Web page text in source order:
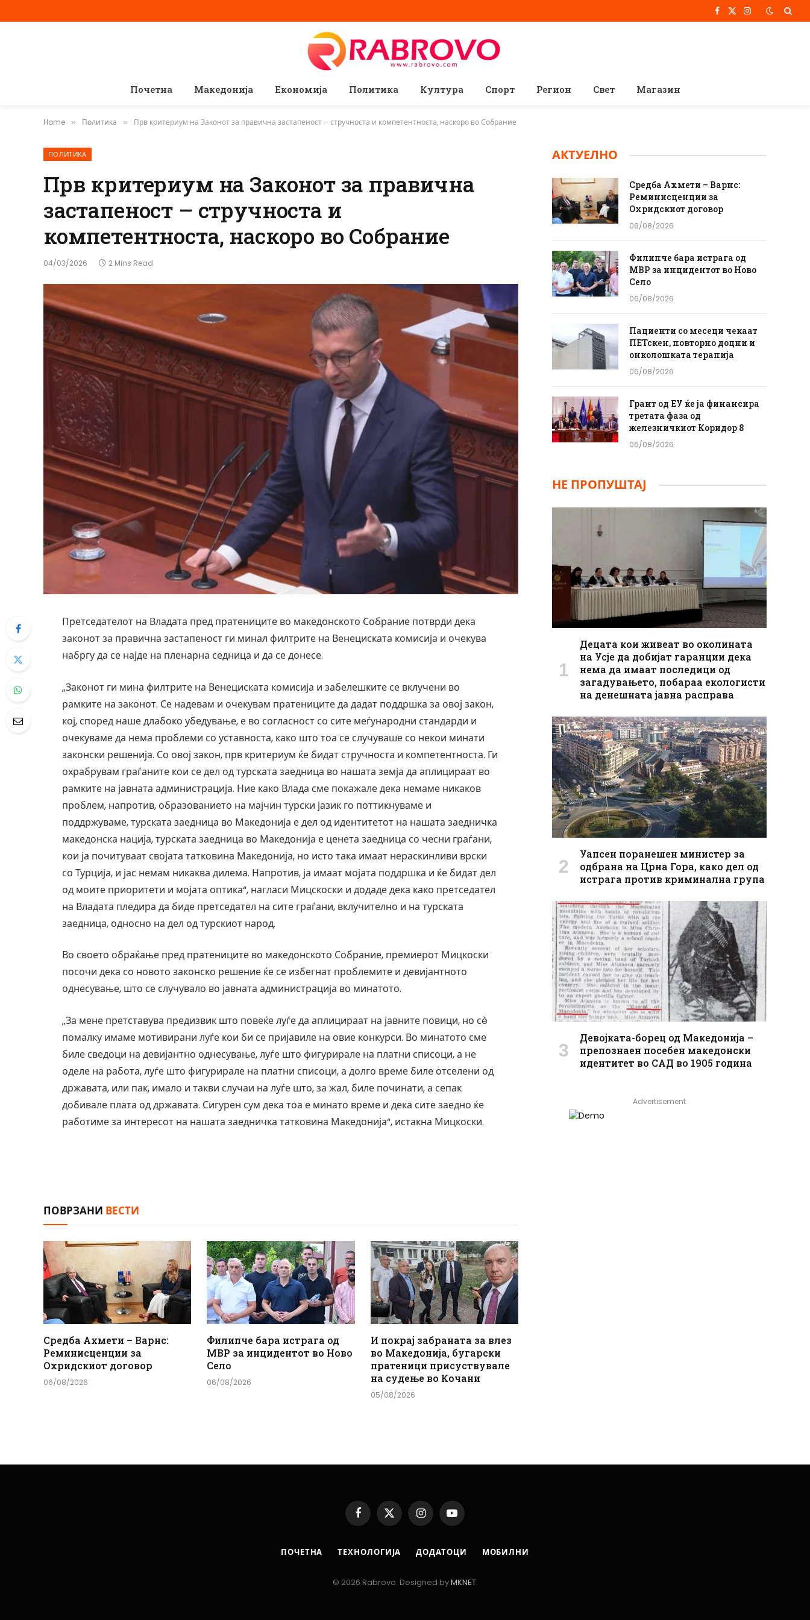
Facebook
X
Instagram
Почетна Македонија Економија Политика Култура Спорт Регион Свет Магазин
Home » Политика » Прв критериум на Законот за правична застапеност – стручноста и компетентноста, наскоро во Собрание
ПОЛИТИКА
Прв критериум на Законот за правична
застапеност – стручноста и
компетентноста, наскоро во Собрание
04/03/2026 2 Mins Read
Претседателот на Владата пред пратениците во македонското Собрание потврди дека
законот за правична застапеност ги минал филтрите на Венециската комисија и очекува
набргу да се најде на пленарна седница и да се донесе.
„Законот ги мина филтрите на Венециската комисија и забелешките се вклучени во
рамките на законот. Се надевам и очекувам пратениците да дадат поддршка за овој закон,
кој, според наше длабоко убедување, е во согласност со сите меѓународни стандарди и
очекуваме да нема проблеми со уставноста, како што тоа се случуваше со некои минати
законски решенија. Со овој закон, прв критериум ќе бидат стручноста и компетентноста. Ги
охрабрувам граѓаните кои се дел од турската заедница во нашата земја да аплицираат во
рамките на јавната администрација. Ние како Влада сме покажале дека немаме никаков
проблем, напротив, образованието на мајчин турски јазик го поттикнуваме и
поддржуваме, турската заедница во Македонија е дел од идентитетот на нашата заедничка
македонска нација, турската заедница во Македонија е ценета заедница со чесни граѓани,
кои ја почитуваат својата татковина Македонија, но исто така имаат нераскинливи врски
со Турција, и јас немам никаква дилема. Напротив, ја имаат мојата поддршка и ќе бидат дел
од моите приоритети и мојата оптика“, нагласи Мицскоски и додаде дека како претседател
на Владата пледира да биде претседател на сите граѓани, вклучително и на турската
заедница, односно на дел од турскиот народ.
Во своето обраќање пред пратениците во македонското Собрание, премиерот Мицкоски
посочи дека со новото законско решение ќе се избегнат проблемите и девијантното
однесување, што се случувало во јавната администрација во минатото.
„За мене претставува предизвик што повеќе луѓе да аплицираат на јавните повици, но сè
помалку имаме мотивирани луѓе кои би се пријавиле на овие конкурси. Во минатото сме
биле сведоци на девијантно однесување, луѓе што фигурирале на платни списоци, а не
оделе на работа, луѓе што фигурирале на платни списоци, а долго време биле отселени од
државата, или пак, имало и такви случаи на луѓе што, за жал, биле починати, а сепак
добивале плата од државата. Сигурен сум дека тоа е минато време и дека сите заедно ќе
работиме за интересот на нашата заедничка татковина Македонија“, истакна Мицкоски.
ПОВРЗАНИ ВЕСТИ
Средба Ахмети – Варнс:
Реминисценции за
Охридскиот договор
06/08/2026
Филипче бара истрага од
МВР за инцидентот во Ново
Село
06/08/2026
И покрај забраната за влез
во Македонија, бугарски
пратеници присуствувале
на судење во Кочани
05/08/2026
АКТУЕЛНО
Средба Ахмети – Варнс:
Реминисценции за
Охридскиот договор
06/08/2026
Филипче бара истрага од
МВР за инцидентот во Ново
Село
06/08/2026
Пациенти со месеци чекаат
ПЕТскен, повторно доцни и
онколошката терапија
06/08/2026
Грант од ЕУ ќе ја финансира
третата фаза од
железничкиот Коридор 8
06/08/2026
НЕ ПРОПУШТАЈ
Децата кои живеат во околината
на Усје да добијат гаранции дека
нема да имаат последици од
загадувањето, побараа екологисти
на денешната јавна расправа
Уапсен поранешен министер за
одбрана на Црна Гора, како дел од
истрага против криминална група
Девојката-борец од Македонија –
препознаен посебен македонски
идентитет во САД во 1905 година
Advertisement
Facebook
X
(Twitter)
InstagramYouTube
ПОЧЕТНА ТЕХНОЛОГИЈА ДОДАТОЦИ МОБИЛНИ
© 2026 Rabrovo. Designed byMKNET.